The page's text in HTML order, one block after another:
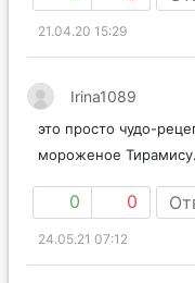
21.04.20 15:29
Irina1089
это просто чудо-
мороженое
0 0
24.05.21 07:12